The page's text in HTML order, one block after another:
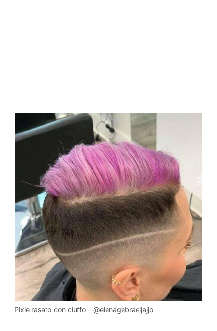
Pixie rasato con ciuffo – @elenagebraeljajjo